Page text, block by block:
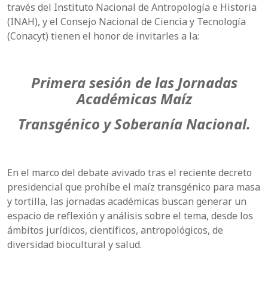
través del Instituto Nacional de Antropología e Historia
(INAH), y el Consejo Nacional de Ciencia y Tecnología
(Conacyt) tienen el honor de invitarles a la:
Primera sesión de las Jornadas
Académicas Maíz
Transgénico y Soberanía Nacional.
En el marco del debate avivado tras el reciente decreto
presidencial que prohíbe el maíz transgénico para masa
y tortilla, las jornadas académicas buscan generar un
espacio de reflexión y análisis sobre el tema, desde los
ámbitos jurídicos, científicos, antropológicos, de
diversidad biocultural y salud.